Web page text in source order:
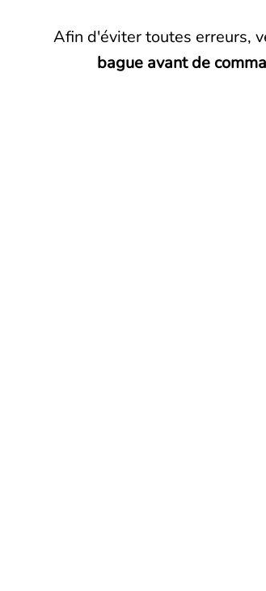
Afin d'éviter toutes erreurs,
bague avant de